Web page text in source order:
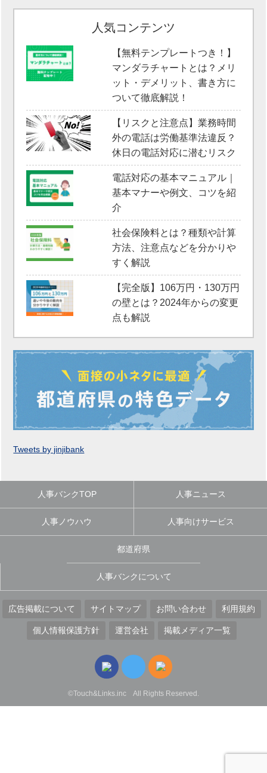
人気コンテンツ
【無料テンプレートつき！】
マンダラチャートとは？メリ
ット・デメリット、書き方に
ついて徹底解説！
【リスクと注意点】業務時間
外の電話は労働基準法違反？
休日の電話対応に潜むリスク
電話対応の基本マニュアル｜
基本マナーや例文、コツを紹
介
社会保険料とは？種類や計算
方法、注意点などを分かりや
すく解説
【完全版】106万円・130万円
の壁とは？2024年からの変更
点も解説
Tweets by jinjibank
人事バンクTOP 人事ニュース
人事ノウハウ 人事向けサービス
都道府県
人事バンクについて
広告掲載について サイトマップ お問い合わせ 利用規約
個人情報保護方針 運営会社 掲載メディア一覧
©Touch&Links.inc All Rights Reserved.